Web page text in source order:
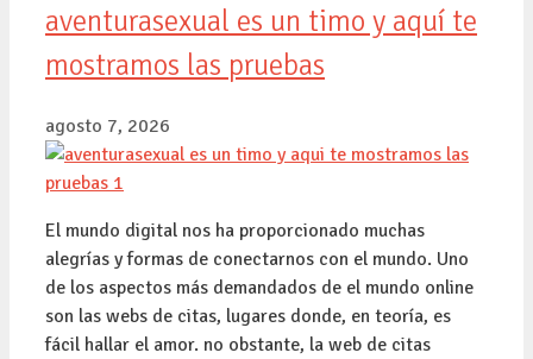
aventurasexual es un timo y aquí te
mostramos las pruebas
agosto 7, 2026
El mundo digital nos ha proporcionado muchas
alegrías y formas de conectarnos con el mundo. Uno
de los aspectos más demandados de el mundo online
son las webs de citas, lugares donde, en teoría, es
fácil hallar el amor. no obstante, la web de citas